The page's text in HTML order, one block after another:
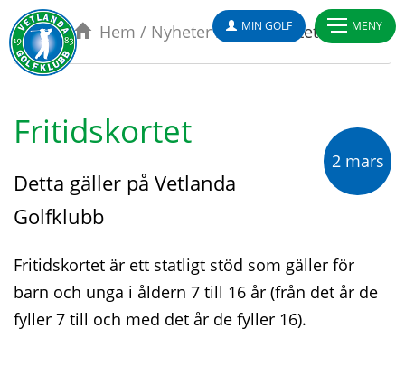
MIN GOLF MENY
Hem / Nyheter / Fritidskortet
2 mars
Fritidskortet
Detta gäller på Vetlanda
Golfklubb
Fritidskortet är ett statligt stöd som gäller för
barn och unga i åldern 7 till 16 år (från det år de
fyller 7 till och med det år de fyller 16).